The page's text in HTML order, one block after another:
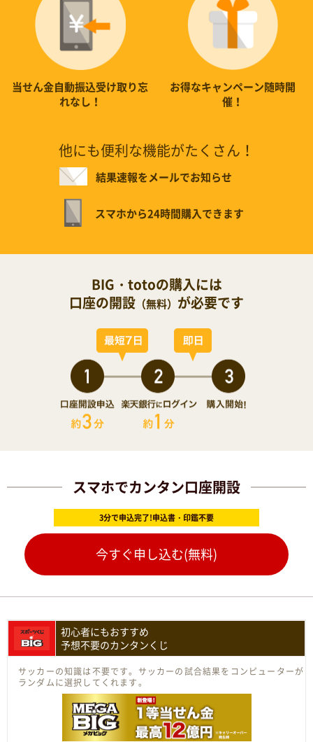
当せん金自動振込受け取り忘
れなし！
お得なキャンペーン随時開
催！
他にも便利な機能がたくさん！
結果速報をメールでお知らせ
スマホから24時間購入できます
BIG・totoの購入には
口座の開設 （無料） が必要です
スマホでカンタン口座開設
3分で申込完了!申込書・印鑑不要
今すぐ申し込む(無料)
初心者にもおすすめ
予想不要のカンタンくじ
サッカーの知識は不要です。サッカーの試合結果をコンピューターが
ランダムに選択してくれます。